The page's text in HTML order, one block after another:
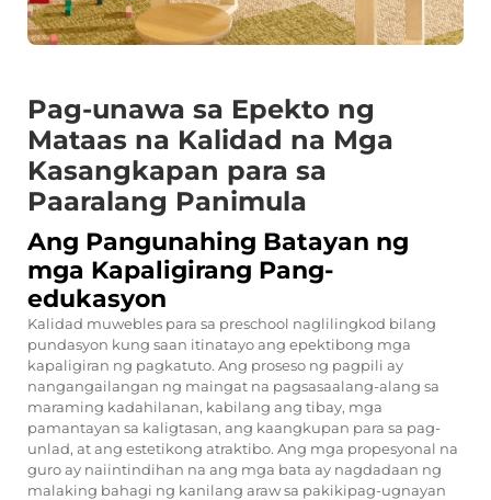
Pag-unawa sa Epekto ng
Mataas na Kalidad na Mga
Kasangkapan para sa
Paaralang Panimula
Ang Pangunahing Batayan ng
mga Kapaligirang Pang-
edukasyon
Kalidad muwebles para sa preschool naglilingkod bilang
pundasyon kung saan itinatayo ang epektibong mga
kapaligiran ng pagkatuto. Ang proseso ng pagpili ay
nangangailangan ng maingat na pagsasaalang-alang sa
maraming kadahilanan, kabilang ang tibay, mga
pamantayan sa kaligtasan, ang kaangkupan para sa pag-
unlad, at ang estetikong atraktibo. Ang mga propesyonal na
guro ay naiintindihan na ang mga bata ay nagdadaan ng
malaking bahagi ng kanilang araw sa pakikipag-ugnayan